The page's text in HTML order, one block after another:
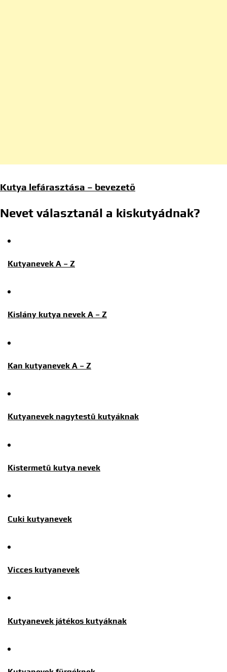
Kutya lefárasztása – bevezető
Nevet választanál a kiskutyádnak?
Kutyanevek A – Z
Kislány kutya nevek A – Z
Kan kutyanevek A – Z
Kutyanevek nagytestű kutyáknak
Kistermetű kutya nevek
Cuki kutyanevek
Vicces kutyanevek
Kutyanevek játékos kutyáknak